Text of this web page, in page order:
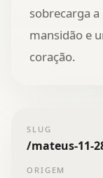
sobrecarga a
mansidão e
coração.
SLUG
/mateus-11-
ORIGEM